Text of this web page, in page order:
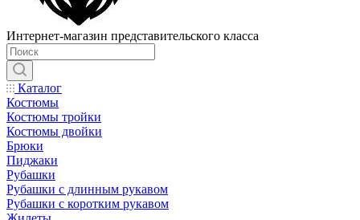
Интернет-магазин представительского класса
Каталог
Костюмы
Костюмы тройки
Костюмы двойки
Брюки
Пиджаки
Рубашки
Рубашки с длинным рукавом
Рубашки с коротким рукавом